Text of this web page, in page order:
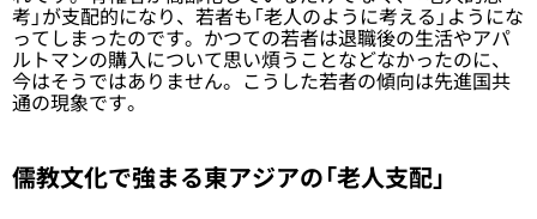
考」が支配的になり、若者も「老人のように考える」ようにな
ってしまったのです。かつての若者は退職後の生活やアパ
ルトマンの購入について思い煩うことなどなかったのに、
今はそうではありません。こうした若者の傾向は先進国共
通の現象です。
儒教文化で強まる東アジアの「老人支配」